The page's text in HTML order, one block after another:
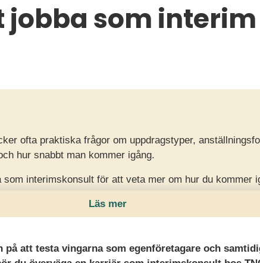
jobba som interim
ofta praktiska frågor om uppdragstyper,
hur snabbt man kommer igång.
som interimskonsult för att veta mer om hur du kommer
dig, hur ersättning och avtal fungerar samt hur snabbt
Läs mer
på att testa vingarna som egenföretagare och